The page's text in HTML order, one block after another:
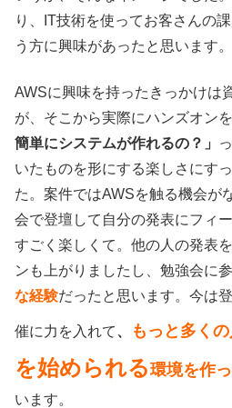
り、IT技術を使ってお客さんの
う方に興味があったと思います。
AWSに興味を持ったきっかけは
が、そこから実際にハンズオン
簡単にシステムが作れるの？」
いたものを形にする楽しさにす
た。案件ではAWSを触る機会が
会で登壇して自分の発表にフィ
すごく楽しくて。他の人の発表
ンも上がりましたし、 勉強会に
な経験だったと思います。今は
催に力を入れて、 もっと多く
を始められる環境を作
います。